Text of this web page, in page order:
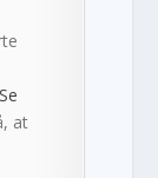
Se
at